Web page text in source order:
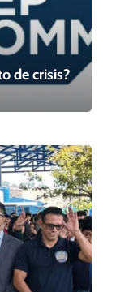
de crisis?